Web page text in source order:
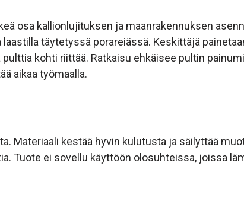
osa kallionlujituksen ja maanrakennuksen
täytetyssä porareiässä. Keskittäjä
kohti riittää. Ratkaisu ehkäisee pultin
aikaa työmaalla.
Materiaali kestää hyvin kulutusta ja säilyttää
Tuote ei sovellu käyttöön olosuhteissa, joissa